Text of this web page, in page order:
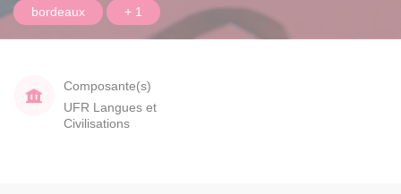
bordeaux + 1
Composante(s)
UFR Langues et
Civilisations